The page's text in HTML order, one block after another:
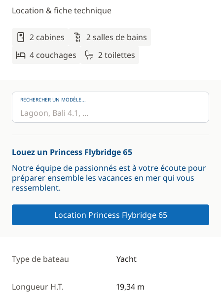
Location & fiche technique
2 cabines
2 salles de bains
4 couchages
2 toilettes
RECHERCHER UN MODÈLE...
Louez un Princess Flybridge 65
Notre équipe de passionnés est à votre écoute pour
préparer ensemble les vacances en mer qui vous
ressemblent.
Location Princess Flybridge 65
Type de bateau Yacht
Longueur H.T. 19,34 m